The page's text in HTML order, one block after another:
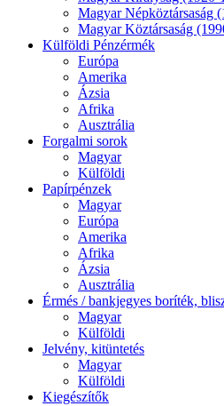
Magyar Népköztársaság
Magyar Köztársaság
Külföldi Pénzérmék
Európa
Amerika
Ázsia
Afrika
Ausztrália
Forgalmi sorok
Magyar
Külföldi
Papírpénzek
Magyar
Európa
Amerika
Afrika
Ázsia
Ausztrália
Érmés / bankjegyes boríték,
Magyar
Külföldi
Jelvény, kitüntetés
Magyar
Külföldi
Kiegészítők